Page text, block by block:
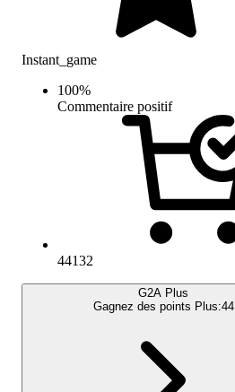
Instant_game
100%
Commentaire positif
44132
G2A Plus
Gagnez des points Plus:44